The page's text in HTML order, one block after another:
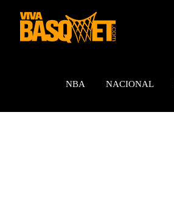
contenido
NBA NACIONAL